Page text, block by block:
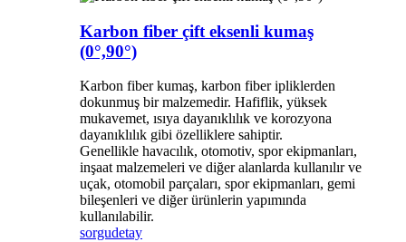
Karbon fiber çift eksenli kumaş
(0°,90°)
Karbon fiber kumaş, karbon fiber ipliklerden
dokunmuş bir malzemedir. Hafiflik, yüksek
mukavemet, ısıya dayanıklılık ve korozyona
dayanıklılık gibi özelliklere sahiptir.
Genellikle havacılık, otomotiv, spor ekipmanları,
inşaat malzemeleri ve diğer alanlarda kullanılır ve
uçak, otomobil parçaları, spor ekipmanları, gemi
bileşenleri ve diğer ürünlerin yapımında
kullanılabilir.
sorgudetay